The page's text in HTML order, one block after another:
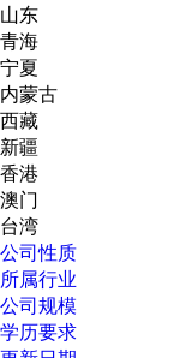
山东
青海
宁夏
内蒙古
西藏
新疆
香港
澳门
台湾
公司性质
所属行业
公司规模
学历要求